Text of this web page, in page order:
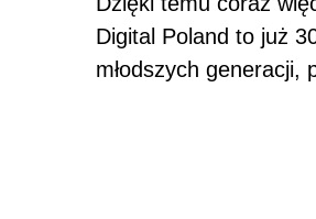
Digital Poland to już
młodszych generacji,